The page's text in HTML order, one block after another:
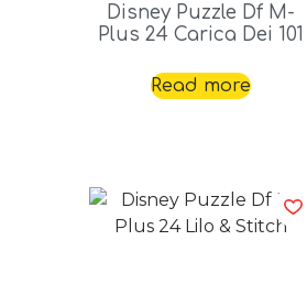
Disney Puzzle Df M-
Plus 24 Carica Dei 101
Read more